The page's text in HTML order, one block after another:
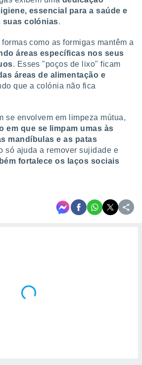
essencial para a saúde e
suas colónias.
como as formigas mantêm a
áreas específicas nos seus
. Esses "poços de lixo" ficam
áreas de alimentação e
que a colónia não fica
se envolvem em limpeza mútua,
em que se limpam umas às
mandíbulas e as patas
só ajuda a remover sujidade e
fortalece os laços sociais